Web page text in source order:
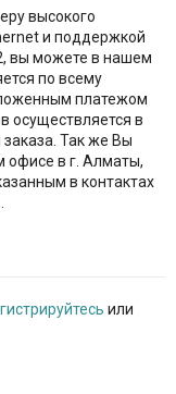
высокого
и поддержкой
вы можете в нашем
по всему
платежом
осуществляется в
Так же Вы
офисе в г. Алматы,
в контактах
или